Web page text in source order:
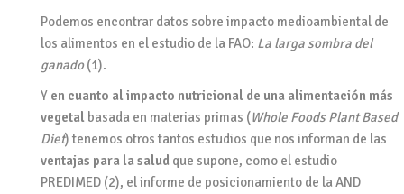
Podemos encontrar datos sobre impacto medioambiental de
los alimentos en el estudio de la FAO: La larga sombra del
ganado(1).
Y en cuanto al impacto nutricional de una alimentación más
vegetalbasada en materias primas (Whole Foods Plant Based
Diet) tenemos otros tantos estudios que nos informan de las
ventajas para la saludque supone, como el estudio
PREDIMED (2), el informe de posicionamiento de la AND